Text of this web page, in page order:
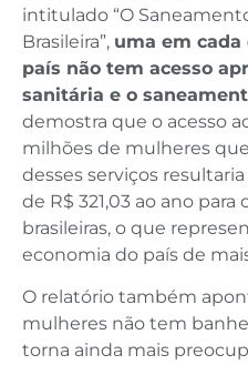
intitulado “O
Brasileira”, uma em
país não tem acesso
sanitária e o
demostra que o acesso
milhões de mulheres
desses serviços
de R$ 321,03 ao ano para
brasileiras, o que
economia do país de
O relatório também
mulheres não tem
torna ainda mais